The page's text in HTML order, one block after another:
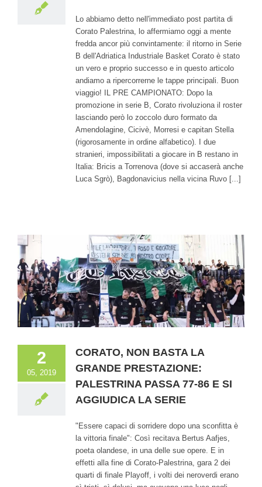
Lo abbiamo detto nell'immediato post partita di
Corato Palestrina, lo affermiamo oggi a mente
fredda ancor più convintamente: il ritorno in Serie
B dell'Adriatica Industriale Basket Corato è stato
un vero e proprio successo e in questo articolo
andiamo a ripercorrerne le tappe principali. Buon
viaggio! IL PRE CAMPIONATO: Dopo la
promozione in serie B, Corato rivoluziona il roster
lasciando però lo zoccolo duro formato da
Amendolagine, Cicivè, Morresi e capitan Stella
(rigorosamente in ordine alfabetico). I due
stranieri, impossibilitati a giocare in B restano in
Italia: Bricis a Torrenova (dove si accaserà anche
Luca Sgrò), Bagdonavicius nella vicina Ruvo [...]
2
05, 2019
CORATO, NON BASTA LA
GRANDE PRESTAZIONE:
PALESTRINA PASSA 77-86 E SI
AGGIUDICA LA SERIE
"Essere capaci di sorridere dopo una sconfitta è
la vittoria finale": Così recitava Bertus Aafjes,
poeta olandese, in una delle sue opere. E in
effetti alla fine di Corato-Palestrina, gara 2 dei
quarti di finale Playoff, i volti dei neroverdi erano